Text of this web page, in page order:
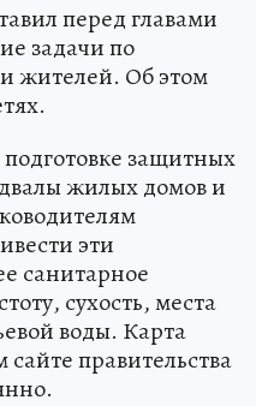
перед главами
задачи по
жителей. Об этом
защитных
жилых домов и
эти
санитарное
сухость, места
воды. Карта
правительства